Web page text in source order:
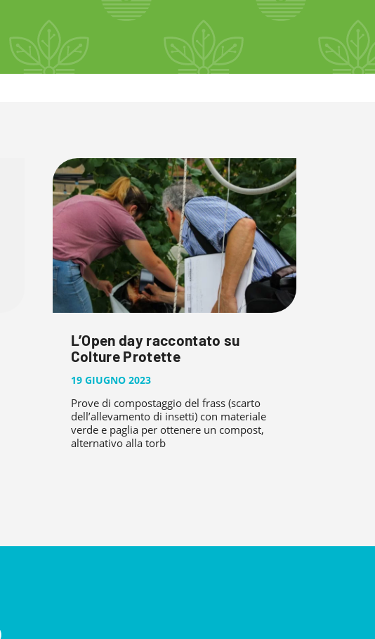
L’Open day raccontato su
Colture Protette
19 GIUGNO 2023
Prove di compostaggio del frass (scarto
dell’allevamento di insetti) con materiale
verde e paglia per ottenere un compost,
alternativo alla torb